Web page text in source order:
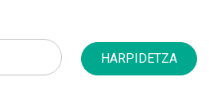
HARPIDETZA